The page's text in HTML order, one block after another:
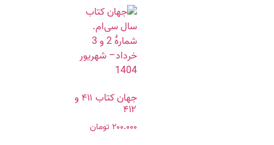
جهان کتاب ۴۱۱ و
۴۱۲
۲۰۰.۰۰۰ تومان